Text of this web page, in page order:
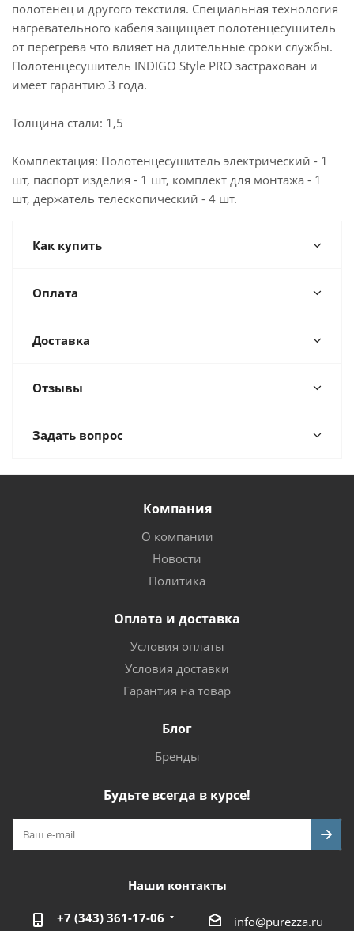
полотенец и другого текстиля. Специальная технология
нагревательного кабеля защищает полотенцесушитель
от перегрева что влияет на длительные сроки службы.
Полотенцесушитель INDIGO Style PRO застрахован и
имеет гарантию 3 года.
Толщина стали: 1,5
Комплектация: Полотенцесушитель электрический - 1
шт, паспорт изделия - 1 шт, комплект для монтажа - 1
шт, держатель телескопический - 4 шт.
Как купить
Оплата
Доставка
Отзывы
Задать вопрос
Компания
О компании
Новости
Политика
Оплата и доставка
Условия оплаты
Условия доставки
Гарантия на товар
Блог
Бренды
Будьте всегда в курсе!
Наши контакты
+7 (343) 361-17-06 info@purezza.ru